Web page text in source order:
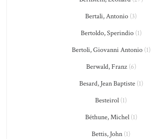
Bertali, Antonio (3)
Bertoldo, Sperindio(1)
Bertoli, Giovanni Antonio(1)
Berwald, Franz(6)
Besard, Jean Baptiste(1)
Besteirol (1)
Béthune, Michel(1)
Bettis, John (1)